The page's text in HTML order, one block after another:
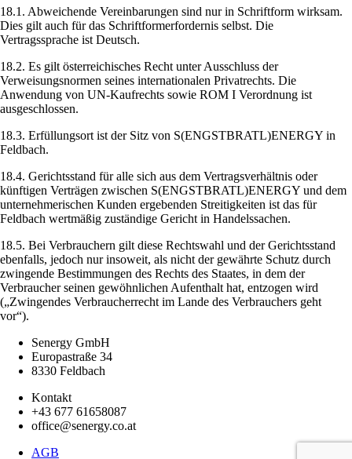
18.1. Abweichende Vereinbarungen sind nur in Schriftform wirksam.
Dies gilt auch für das Schriftformerfordernis selbst. Die
Vertragssprache ist Deutsch.
18.2. Es gilt österreichisches Recht unter Ausschluss der
Verweisungsnormen seines internationalen Privatrechts. Die
Anwendung von UN-Kaufrechts sowie ROM I Verordnung ist
ausgeschlossen.
18.3. Erfüllungsort ist der Sitz von S(ENGSTBRATL)ENERGY in
Feldbach.
18.4. Gerichtsstand für alle sich aus dem Vertragsverhältnis oder
künftigen Verträgen zwischen S(ENGSTBRATL)ENERGY und dem
unternehmerischen Kunden ergebenden Streitigkeiten ist das für
Feldbach wertmäßig zuständige Gericht in Handelssachen.
18.5. Bei Verbrauchern gilt diese Rechtswahl und der Gerichtsstand
ebenfalls, jedoch nur insoweit, als nicht der gewährte Schutz durch
zwingende Bestimmungen des Rechts des Staates, in dem der
Verbraucher seinen gewöhnlichen Aufenthalt hat, entzogen wird
(„Zwingendes Verbraucherrecht im Lande des Verbrauchers geht
vor“).
Senergy GmbH
Europastraße 34
8330 Feldbach
Kontakt
+43 677 61658087
office@senergy.co.at
AGB